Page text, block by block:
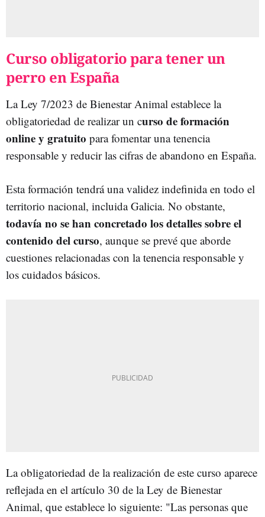
Curso obligatorio para tener un
perro en España
La Ley 7/2023 de Bienestar Animal establece la
obligatoriedad de realizar un curso de formación
online y gratuito para fomentar una tenencia
responsable y reducir las cifras de abandono en España.
Esta formación tendrá una validez indefinida en todo el
territorio nacional, incluida Galicia. No obstante,
todavía no se han concretado los detalles sobre el
contenido del curso, aunque se prevé que aborde
cuestiones relacionadas con la tenencia responsable y
los cuidados básicos.
La obligatoriedad de la realización de este curso aparece
reflejada en el artículo 30 de la Ley de Bienestar
Animal, que establece lo siguiente: "Las personas que